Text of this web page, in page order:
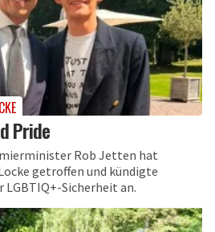
Pride
Rob Jetten hat
getroffen und kündigte
Sicherheit an.